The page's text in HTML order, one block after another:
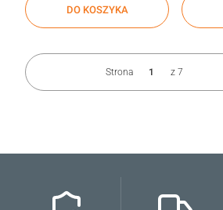
DO KOSZYKA
Strona z 7